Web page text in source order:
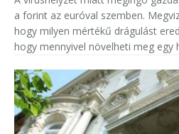
a forint az euróval szemben.
hogy milyen mértékű drágulást
hogy mennyivel növelheti meg egy